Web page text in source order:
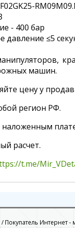
- 400 бар
≤5
машин.
цену у
регион РФ.
наложенным
расчет.
t.me/
Покупатель Интернет -